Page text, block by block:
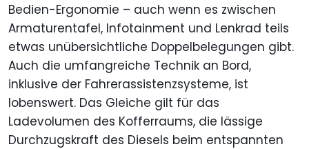
Bedien-Ergonomie – auch wenn es zwischen
Armaturentafel, Infotainment und Lenkrad teils
etwas unübersichtliche Doppelbelegungen gibt.
Auch die umfangreiche Technik an Bord,
inklusive der Fahrerassistenzsysteme, ist
lobenswert. Das Gleiche gilt für das
Ladevolumen des Kofferraums, die lässige
Durchzugskraft des Diesels beim entspannten